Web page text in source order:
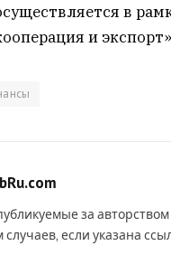
в
и
за
если указана